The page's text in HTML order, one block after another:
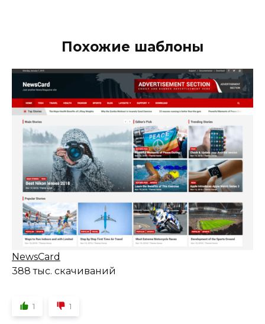
Похожие шаблоны
NewsCard
388 тыс. скачиваний
1 1